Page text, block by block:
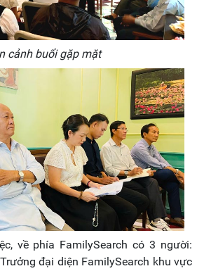
cảnh buổi gặp mặt
về phía FamilySearch có 3 người:
đại diện FamilySearch khu vực